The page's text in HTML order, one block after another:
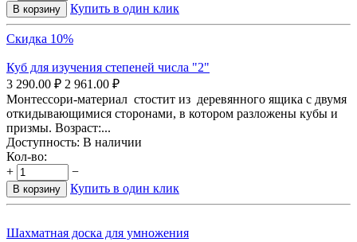
В корзину Купить в один клик
Скидка 10%
Куб для изучения степеней числа "2"
3 290.00 ₽ 2 961.00 ₽
Монтессори-материал стостит из деревянного ящика с двумя
откидывающимися сторонами, в котором разложены кубы и
призмы. Возраст:...
Доступность: В наличии
Кол-во:
+
−
В корзину Купить в один клик
Шахматная доска для умножения